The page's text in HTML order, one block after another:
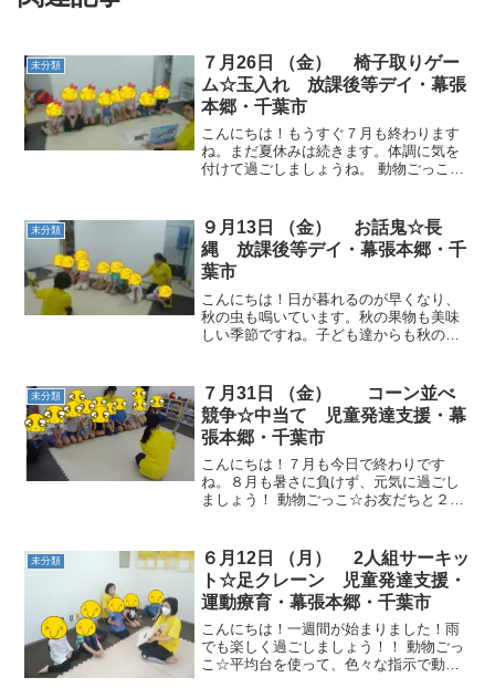
未分類
７月26日 （金） 椅子取りゲー
ム☆玉入れ 放課後等デイ・幕張
本郷・千葉市
こんにちは！もうすぐ７月も終わります
ね。まだ夏休みは続きます。体調に気を
付けて過ごしましょうね。 動物ごっこ☆
楽が止まったらすばやく椅子を取りにい
きました。小さいお友...
未分類
９月13日 （金） お話鬼☆長
縄 放課後等デイ・幕張本郷・千
葉市
こんにちは！日が暮れるのが早くなり、
秋の虫も鳴いています。秋の果物も美味
しい季節ですね。子ども達からも秋の食
基本として、鬼が出てきたらマットへ逃
げます。「お」と「お...
未分類
７月31日 （金） コーン並べ
競争☆中当て 児童発達支援・幕
張本郷・千葉市
こんにちは！７月も今日で終わりです
ね。８月も暑さに負けず、元気に過ごし
ましょう！ 動物ごっこ☆お友だちと２人
ーン並べ競争☆縄の上にカラーコーンを
並べていきました。並べ...
未分類
６月12日 （月） 2人組サーキッ
ト☆足クレーン 児童発達支援・
運動療育・幕張本郷・千葉市
こんにちは！一週間が始まりました！雨
でも楽しく過ごしましょう！！ 動物ごっ
こ☆平均台を使って、色々な指示で動き